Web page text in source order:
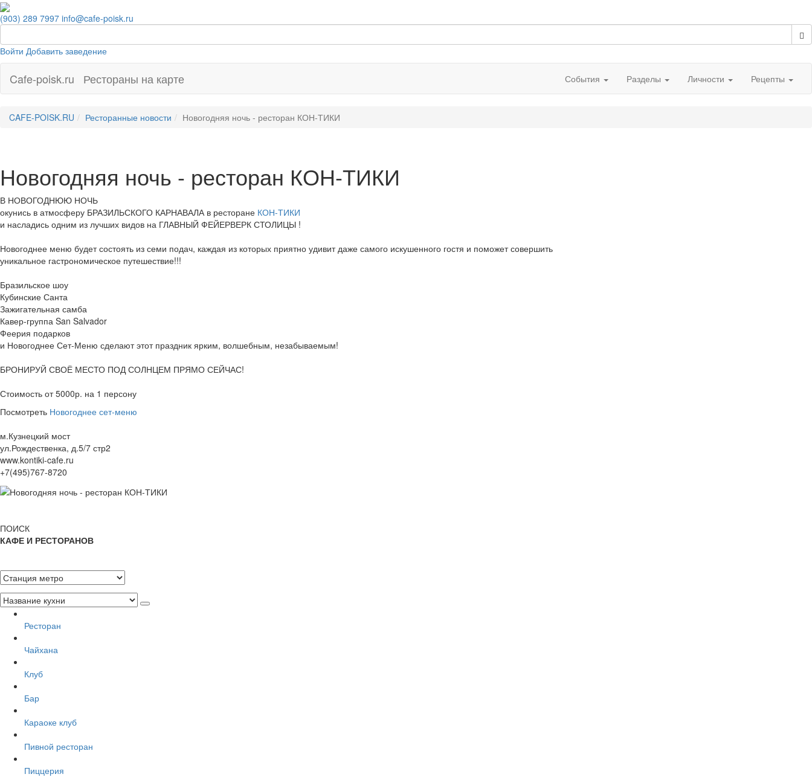
(903) 289 7997 info@cafe-poisk.ru
Войти Добавить заведение
Cafe-poisk.ru Рестораны на карте События Разделы Личности Рецепты
CAFE-POISK.RU Ресторанные новости Новогодняя ночь - ресторан КОН-ТИКИ
Новогодняя ночь - ресторан КОН-ТИКИ
В НОВОГОДНЮЮ НОЧЬ
окунись в атмосферу БРАЗИЛЬСКОГО КАРНАВАЛА в ресторане КОН-ТИКИ
и насладись одним из лучших видов на ГЛАВНЫЙ ФЕЙЕРВЕРК СТОЛИЦЫ !
Новогоднее меню будет состоять из семи подач, каждая из которых приятно удивит даже самого искушенного гостя и поможет совершить
уникальное гастрономическое путешествие!!!
Бразильское шоу
Кубинские Санта
Зажигательная самба
Кавер-группа San Salvador
Феерия подарков
и Новогоднее Сет-Меню сделают этот праздник ярким, волшебным, незабываемым!
БРОНИРУЙ СВОЁ МЕСТО ПОД СОЛНЦЕМ ПРЯМО СЕЙЧАС!
Стоимость от 5000р. на 1 персону
Посмотреть Новогоднее сет-меню
м.Кузнецкий мост
ул.Рождественка, д.5/7 стр2
www.kontiki-cafe.ru
+7(495)767-8720
ПОИСК
КАФЕ И РЕСТОРАНОВ
Ресторан
Чайхана
Клуб
Бар
Караоке клуб
Пивной ресторан
Пиццерия